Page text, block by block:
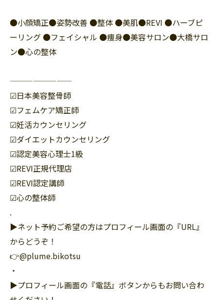
●小顔矯正●姿勢改善 ●整体 ●美肌●REVI ●ハーブピ
ーリング ●フェイシャル ●痩身●美容サロン●大橋サロ
ン●心の整体
————————
☑︎日本美容整骨師
☑︎フェムケア矯正師
☑︎妊活カウンセリング
☑︎ダイエットカウンセリング
☑︎認定美容心理士1級
☑︎REVI正規代理店
☑︎REVI認定講師
☑︎心の整体師
.
▶︎ネット予約ご希望の方はプロフィール画面の『URL』
からどうぞ！
👉@plume.bikotsu
・
▶︎プロフィール画面の『電話』ボタンからもお問い合わ